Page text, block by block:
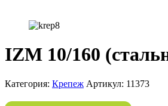
IZM 10/160
Категория: Крепеж Артикул: 11373